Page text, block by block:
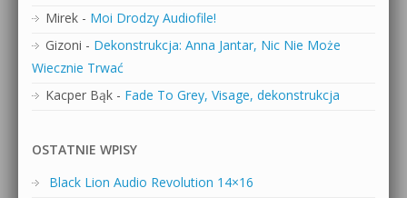
Mirek - Moi Drodzy Audiofile!
Gizoni - Dekonstrukcja: Anna Jantar, Nic Nie Może
Wiecznie Trwać
Kacper Bąk - Fade To Grey, Visage, dekonstrukcja
OSTATNIE WPISY
Black Lion Audio Revolution 14×16